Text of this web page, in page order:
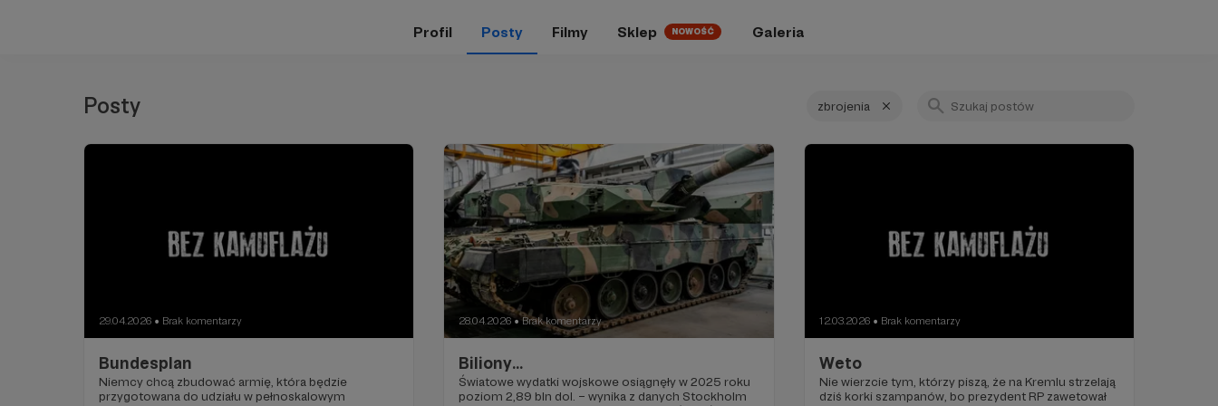
Profil Posty Filmy Sklep NOWOŚĆ Galeria
Posty zbrojenia
29.04.2026 ● Brak komentarzy
Bundesplan
Niemcy chcą zbudować armię, która będzie
przygotowana do udziału w pełnoskalowym
28.04.2026 ● Brak komentarzy
Biliony...
Światowe wydatki wojskowe osiągnęły w 2025 roku
poziom 2,89 bln dol. – wynika z danych Stockholm
12.03.2026 ● Brak komentarzy
Weto
Nie wierzcie tym, którzy piszą, że na Kremlu strzelają
dziś korki szampanów, bo prezydent RP zawetował